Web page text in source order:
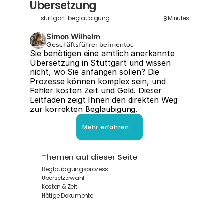
Übersetzung
stuttgart-beglaubigung 8Minutes
Simon Wilhelm
Geschäftsführer bei mentoc
Sie benötigen eine amtlich anerkannte
Übersetzung in Stuttgart und wissen
nicht, wo Sie anfangen sollen? Die
Prozesse können komplex sein, und
Fehler kosten Zeit und Geld. Dieser
Leitfaden zeigt Ihnen den direkten Weg
zur korrekten Beglaubigung.
Mehr erfahren
Themen auf dieser Seite
Beglaubigungsprozess
Übersetzerwahl
Kosten & Zeit
Nötige Dokumente